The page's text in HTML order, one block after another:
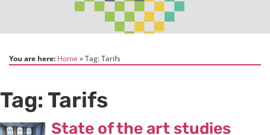
You are here: Home Tag:Tarifs
Tag: Tarifs
State of the art studies